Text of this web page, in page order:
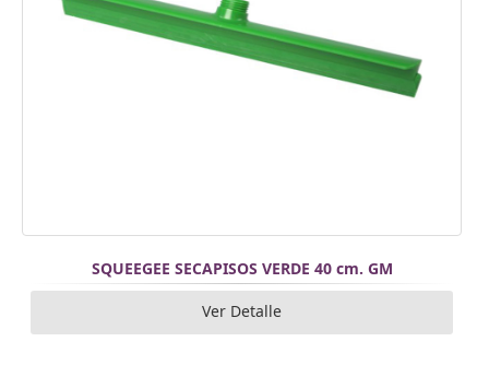
SQUEEGEE SECAPISOS VERDE 40 cm. GM
Ver Detalle